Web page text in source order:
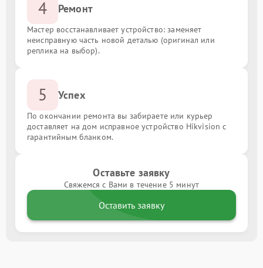
4 Ремонт
Мастер восстанавливает устройство: заменяет
неисправную часть новой деталью (оригинал или
реплика на выбор).
5 Успех
По окончании ремонта вы забираете или курьер
доставляет на дом исправное устройство Hikvision с
гарантийным бланком.
Оставьте заявку
Свяжемся с Вами в течение 5 минут
Оставить заявку